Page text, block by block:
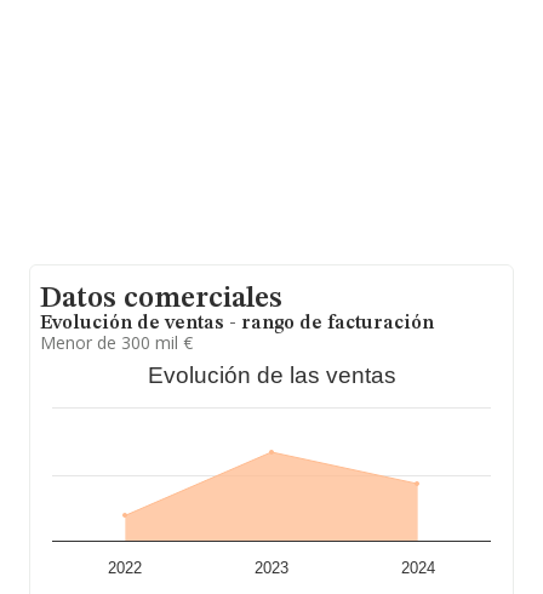
Datos comerciales
Evolución de ventas - rango de facturación
Menor de 300 mil €
Evolución de las ventas
2022 2023 2024